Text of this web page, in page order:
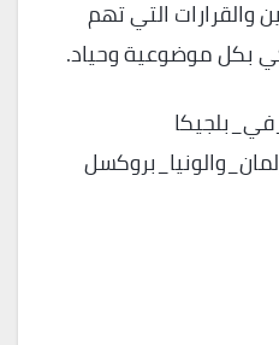
والقرارات التي تهم
بكل موضوعية وحياد.